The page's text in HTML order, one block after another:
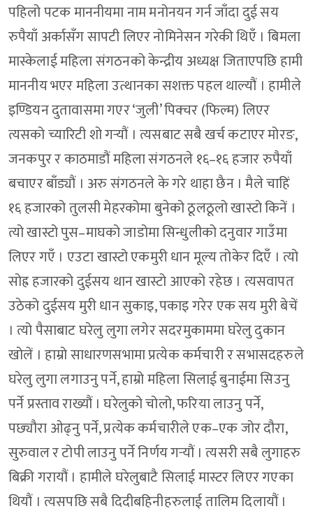
पहिलो पटक माननीयमा नाम मनोनयन गर्न जाँदा दुई सय
रुपैयाँ अर्कासँग सापटी लिएर नोमिनेसन गरेकी थिएँ । बिमला
मास्केलाई महिला संगठनको केन्द्रीय अध्यक्ष जिताएपछि हामी
माननीय भएर महिला उत्थानका सशक्त पहल थाल्यौं । हामीले
इण्डियन दुतावासमा गएर ‘जुली’ पिक्चर (फिल्म) लिएर
त्यसको च्यारिटी शो गर्‍यौं । त्यसबाट सबै खर्च कटाएर मोरङ,
जनकपुर र काठमाडौं महिला संगठनले १६–१६ हजार रुपैयाँ
बचाएर बाँड्यौं । अरु संगठनले के गरे थाहा छैन । मैले चाहिं
१६ हजारको तुलसी मेहरकोमा बुनेको ठूलठूलो खास्टो किनें ।
त्यो खास्टो पुस–माघको जाडोमा सिन्धुलीको दनुवार गाउँमा
लिएर गएँ । एउटा खास्टो एकमुरी धान मूल्य तोकेर दिएँ । त्यो
सोह्र हजारको दुईसय थान खास्टो आएको रहेछ । त्यसवापत
उठेको दुईसय मुरी धान सुकाइ, पकाइ गरेर एक सय मुरी बेचें
। त्यो पैसाबाट घरेलु लुगा लगेर सदरमुकाममा घरेलु दुकान
खोलें । हाम्रो साधारणसभामा प्रत्येक कर्मचारी र सभासदहरुले
घरेलु लुगा लगाउनु पर्ने, हाम्रो महिला सिलाई बुनाईमा सिउनु
पर्ने प्रस्ताव राख्यौं । घरेलुको चोलो, फरिया लाउनु पर्ने,
पछ्यौरा ओढ्नु पर्ने, प्रत्येक कर्मचारीले एक–एक जोर दौरा,
सुरुवाल र टोपी लाउनु पर्ने निर्णय गर्‍यौं । त्यसरी सबै लुगाहरु
बिक्री गरायौं । हामीले घरेलुबाटै सिलाई मास्टर लिएर गएका
थियौं । त्यसपछि सबै दिदीबहिनीहरुलाई तालिम दिलायौं ।